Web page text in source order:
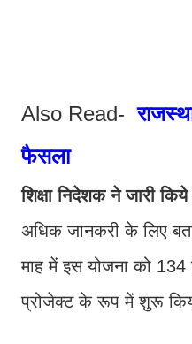
Also Read-
फैसला
शिक्षा निदेशक ने जारी
अधिक जानकरी के लिए
माह में इस योजना को
प्रोजेक्ट के रूप में शुरू